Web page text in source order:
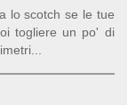
lo scotch se le tue
togliere un po' di